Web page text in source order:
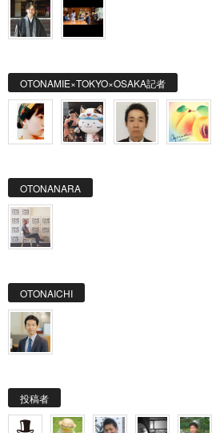
OTONAMIE×TOKYO×OSAKA記者
OTONANARA
OTONAICHI
投稿者